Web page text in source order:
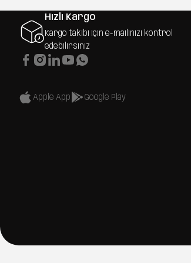
Hızlı Kargo
Kargo takibi için e-mailinizi kontrol
edebilirsiniz
Apple App Google Play